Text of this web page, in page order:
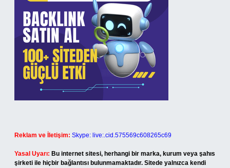
Reklam ve İletişim: Skype: live:.cid.575569c608265c69
Yasal Uyarı: Bu internet sitesi, herhangi bir marka, kurum veya şahıs
şirketi ile hiçbir bağlantısı bulunmamaktadır. Sitede yalnızca kendi